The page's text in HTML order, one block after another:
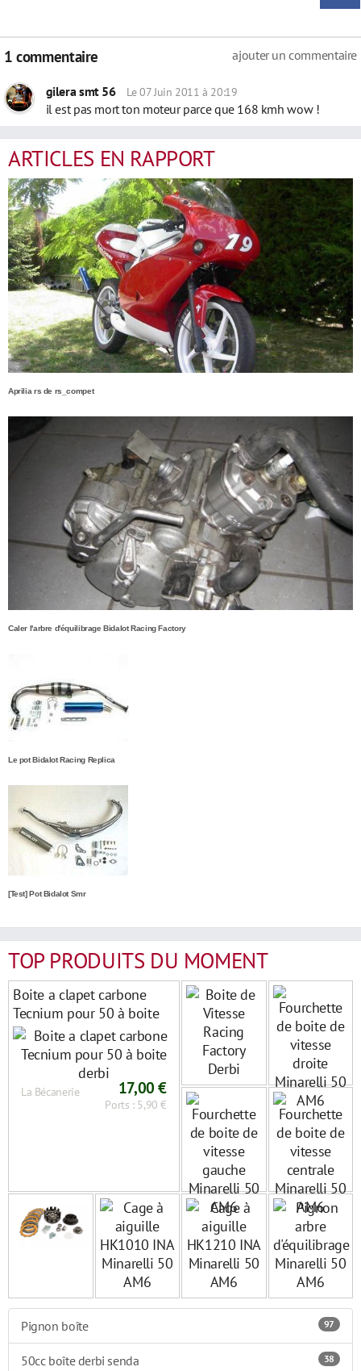
1 commentaire ajouter un commentaire
gilera smt 56 Le 07 Juin 2011 à 20:19
il est pas mort ton moteur parce que 168 kmh wow !
ARTICLES EN RAPPORT
Aprilia rs de rs_compet
Caler l'arbre d'équilibrage Bidalot Racing Factory
Le pot Bidalot Racing Replica
[Test] Pot Bidalot Smr
TOP PRODUITS DU MOMENT
Boite a clapet carbone
Tecnium pour 50 à boite
derbi
La Bécanerie 17,00 €
Ports : 5,90 €
97
Pignon boîte
38
50cc boîte derbi senda